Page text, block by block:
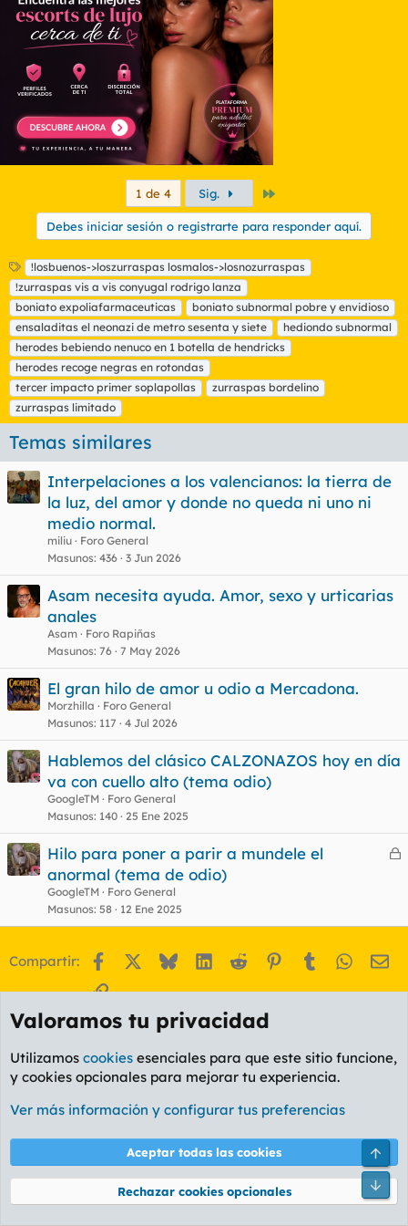
1 de 4 Sig.
Debes iniciar sesión o registrarte para responder aquí.
E
t
i
q
u
e
t
a
s
!losbuenos->loszurraspas losmalos->losnozurraspas
!zurraspas vis a vis conyugal rodrigo lanza
boniato expoliafarmaceuticas
boniato subnormal pobre y envidioso
ensaladitas el neonazi de metro sesenta y siete
hediondo subnormal
herodes bebiendo nenuco en 1 botella de hendricks
herodes recoge negras en rotondas
tercer impacto primer soplapollas
zurraspas bordelino
zurraspas limitado
Temas similares
Interpelaciones a los valencianos: la tierra de
la luz, del amor y donde no queda ni uno ni
medio normal.
miliu
Foro General
Masunos 436 3 Jun 2026
Asam necesita ayuda. Amor, sexo y urticarias
anales
Asam
Foro Rapiñas
Masunos 76 7 May 2026
El gran hilo de amor u odio a Mercadona.
Morzhilla
Foro General
Masunos 117 4 Jul 2026
Hablemos del clásico CALZONAZOS hoy en día
va con cuello alto (tema odio)
GoogleTM
Foro General
Masunos 140 25 Ene 2025
C
a
Hilo para poner a parir a mundele el
anormal (tema de odio)
GoogleTM
Foro General
Masunos 58 12 Ene 2025
Compartir: Facebook BlueskyLinkedIn
Reddit Pinterest
Tumblr
Enlace
Foro General
Cookies
PL OLDSTYLE AMARILLO
Cambiar fuente
Español (ES)
Valoramos tu privacidad
Utilizamos cookies esenciales para que este sitio funcione,
y cookies opcionales para mejorar tu experiencia.
Ver más información y configurar tus preferencias
Aceptar todas las cookies
Rechazar cookies opcionales
Pie